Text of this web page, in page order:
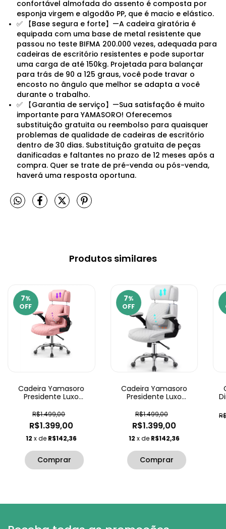
confortável almofada do assento é composta por
esponja virgem e algodão PP, que é macio e elástico.
✅ 【Base segura e forte】—A cadeira giratória é
equipada com uma base de metal resistente que
passou no teste BIFMA 200.000 vezes, adequada para
cadeiras de escritório resistentes e pode suportar
uma carga de até 150kg. Projetada para balançar
para trás de 90 a 125 graus, você pode travar o
encosto no ângulo que melhor se adapta a você
durante o trabalho.
✅ 【Garantia de serviço】—Sua satisfação é muito
importante para YAMASORO! Oferecemos
substituição gratuita ou reembolso para quaisquer
problemas de qualidade de cadeiras de escritório
dentro de 30 dias. Substituição gratuita de peças
danificadas e faltantes no prazo de 12 meses após a
compra. Quer se trate de pré-venda ou pós-venda,
haverá uma resposta oportuna.
Produtos similares
7%
OFF
Cadeira Yamasoro
Presidente Luxo
R$1.499,00
R$1.399,00
12x deR$142,36
7%
OFF
Cadeira Yamasoro
Presidente Luxo
R$1.499,00
R$1.399,00
12x deR$142,36